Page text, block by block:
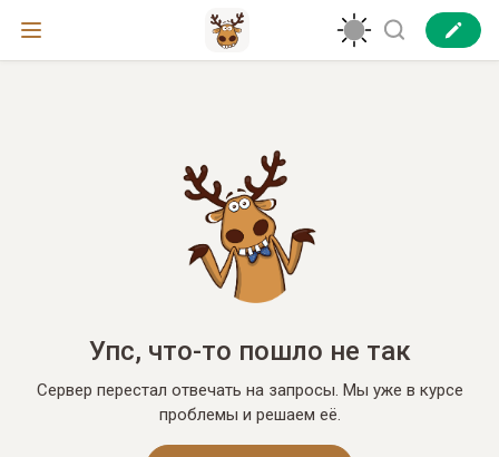
Упс, что-то пошло не так
Сервер перестал отвечать на запросы. Мы уже в курсе
проблемы и решаем её.